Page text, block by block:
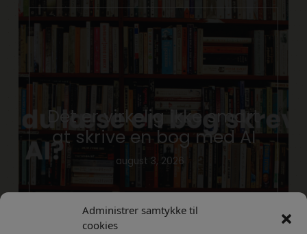
Administrer samtykke til
cookies
En mediebranche i
forandring, og hvad gør vi
med branded content?